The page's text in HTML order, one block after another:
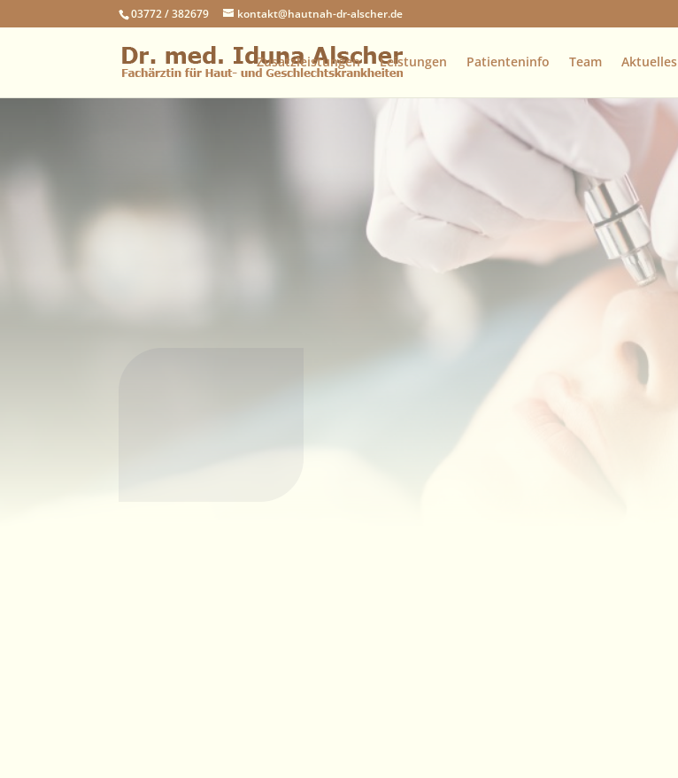
03772 / 382679 kontakt@hautnah-dr-alscher.de
Zusatzleistungen Leistungen Patienteninfo Team Aktuelles
Aktuelles aus der
Liebe Patienten/innen wir halten Sie hier über aktuelle
Informationen aus unserer Praxis informiert.